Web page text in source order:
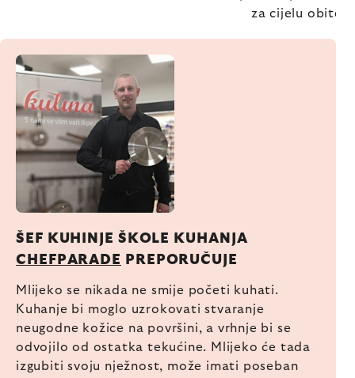
za cijelu obitelj.
ŠEF KUHINJE ŠKOLE KUHANJA
CHEFPARADE
PREPORUČUJE
Mlijeko se nikada ne smije početi kuhati.
Kuhanje bi moglo uzrokovati stvaranje
neugodne kožice na površini, a vrhnje bi se
odvojilo od ostatka tekućine. Mlijeko će tada
izgubiti svoju nježnost, može imati poseban